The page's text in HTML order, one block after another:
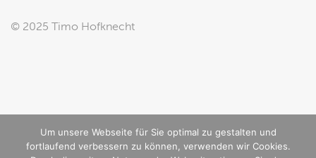
© 2025 Timo Hofknecht
Um unsere Webseite für Sie optimal zu gestalten und
fortlaufend verbessern zu können, verwenden wir Cookies.